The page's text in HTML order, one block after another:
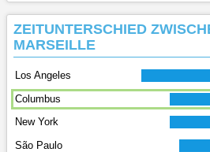
ZEITUNTERSCHIED
MARSEILLE
Los Angeles
Columbus
New York
São Paulo